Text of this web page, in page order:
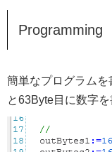
Programming
簡単なプログラムを
と63Byte目に数字を